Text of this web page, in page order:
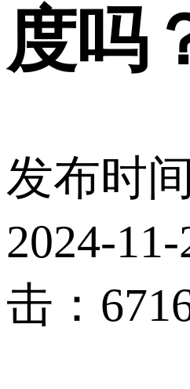
度吗
发布时间
2024-
击：